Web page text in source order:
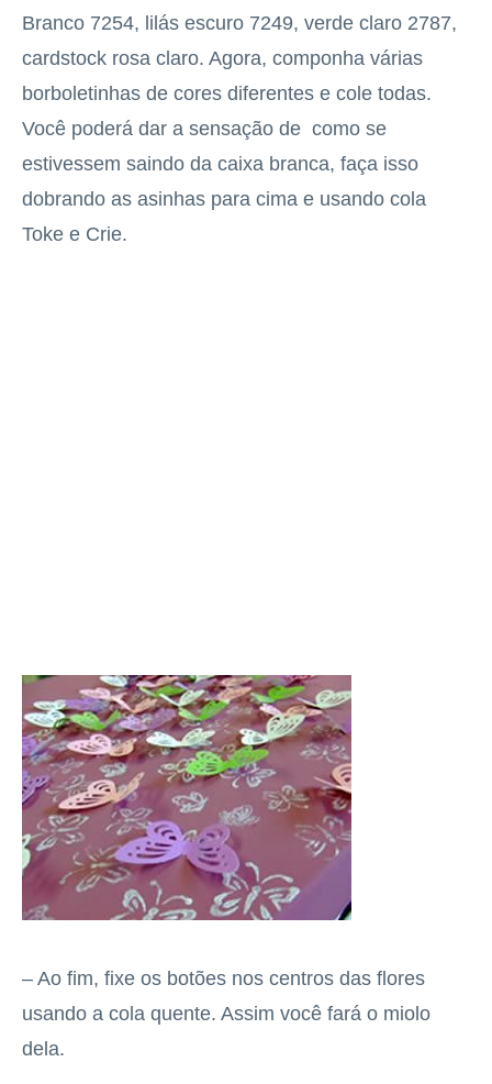
Branco 7254, lilás escuro 7249, verde claro 2787,
cardstock rosa claro. Agora, componha várias
borboletinhas de cores diferentes e cole todas.
Você poderá dar a sensação de como se
estivessem saindo da caixa branca, faça isso
dobrando as asinhas para cima e usando cola
Toke e Crie.
– Ao fim, fixe os botões nos centros das flores
usando a cola quente. Assim você fará o miolo
dela.